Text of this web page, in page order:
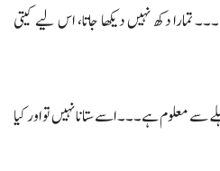
تمارا دکھ نہیں دیکھا جاتا، اس لیے کیتی
سے معلوم ہے۔۔۔ اسے ستانا نہیں تو اور کیا